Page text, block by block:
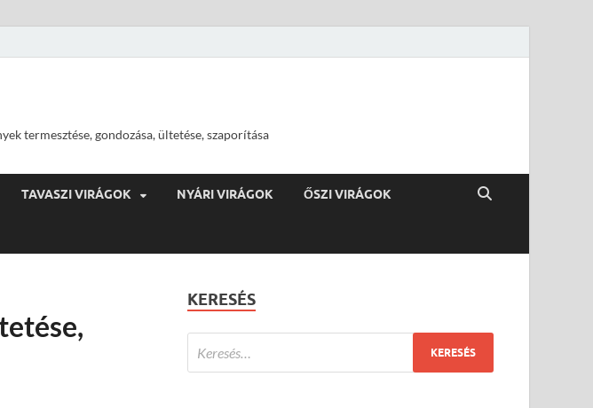
termesztése, gondozása, ültetése, szaporítása
TAVASZI VIRÁGOK NYÁRI VIRÁGOK ŐSZI VIRÁGOK
KERESÉS